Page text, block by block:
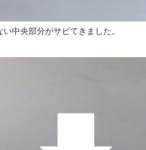
中央部分がサビてきました。